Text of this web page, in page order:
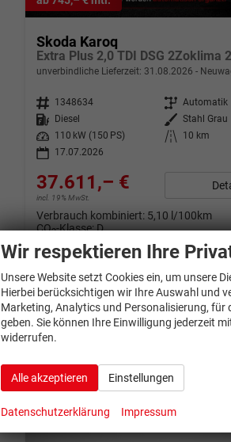
Skoda Karoq
unverbindliche Lieferzeit: 31.08.2026 Neuwagen
Fahrzeugnr. 1348634 Getriebe Automatik
Kraftstoff
Diesel Außenfarbe Stahl Grau
Leistung
110 kW (150 PS) Kilometerstand
10 km
17.07.2026
37.611,– €
incl. 19% MwSt.
Verbrauch kombiniert: 5,10 l/100km
CO2-Klasse:D
-Emissionen: 135,00 g/km
Wir respektieren Ihre
Unsere Website setzt Cookies ein, um unsere
Hierbei berücksichtigen wir Ihre Auswahl und
Marketing, Analytics und Personalisierung, für
geben. Sie können Ihre Einwilligung jederzeit
widerrufen.
Alle akzeptieren Einstellungen
Datenschutzerklärung Impressum